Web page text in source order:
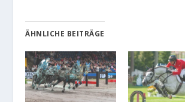
ÄHNLICHE BEITRÄGE